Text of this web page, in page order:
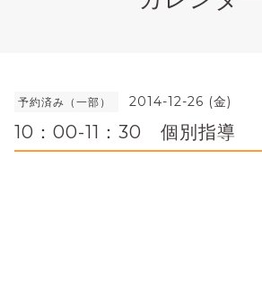
予約済み（一部） 2014-12-26 (金)
10：00-11：30 個別指導